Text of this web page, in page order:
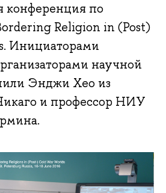
конференция по
Religion in (Post)
Инициаторами
научной
Энджи Хео из
и профессор НИУ